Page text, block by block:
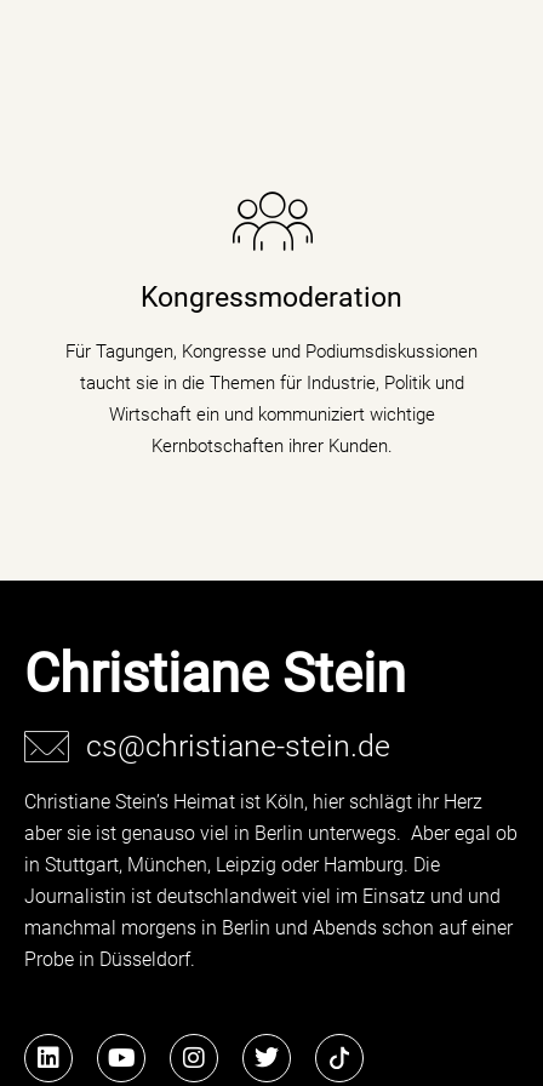
Kongressmoderation
Für Tagungen, Kongresse und Podiumsdiskussionen
taucht sie in die Themen für Industrie, Politik und
Wirtschaft ein und kommuniziert wichtige
Kernbotschaften ihrer Kunden.
Die Nachrichenjournalistin eröffnet Vorständen,
Ministern und Wirtschaftsgrößen die Bühne auf
Kongressen und Fachtagungen und füllt
Podiumsdiskussionen und Talks mit Kompetenz,
Charme und Lebendigkeit.
mehr erfahren
Christiane Stein
cs@christiane-stein.de
Christiane Stein’s Heimat ist Köln, hier schlägt ihr Herz
aber sie ist genauso viel in Berlin unterwegs. Aber egal ob
in Stuttgart, München, Leipzig oder Hamburg. Die
Journalistin ist deutschlandweit viel im Einsatz und und
manchmal morgens in Berlin und Abends schon auf einer
Probe in Düsseldorf.
L
i
Y
o
I
n
T
w